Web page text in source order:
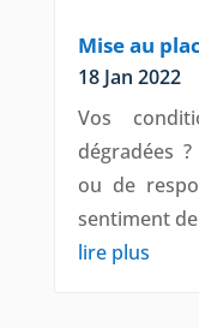
Mise au
18 Jan 2022
Vos
dégradées
ou de
sentiment
lire plus